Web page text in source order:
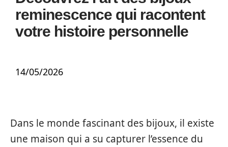
reminescence qui racontent
votre histoire personnelle
14/05/2026
Dans le monde fascinant des bijoux, il existe
une maison qui a su capturer l’essence du